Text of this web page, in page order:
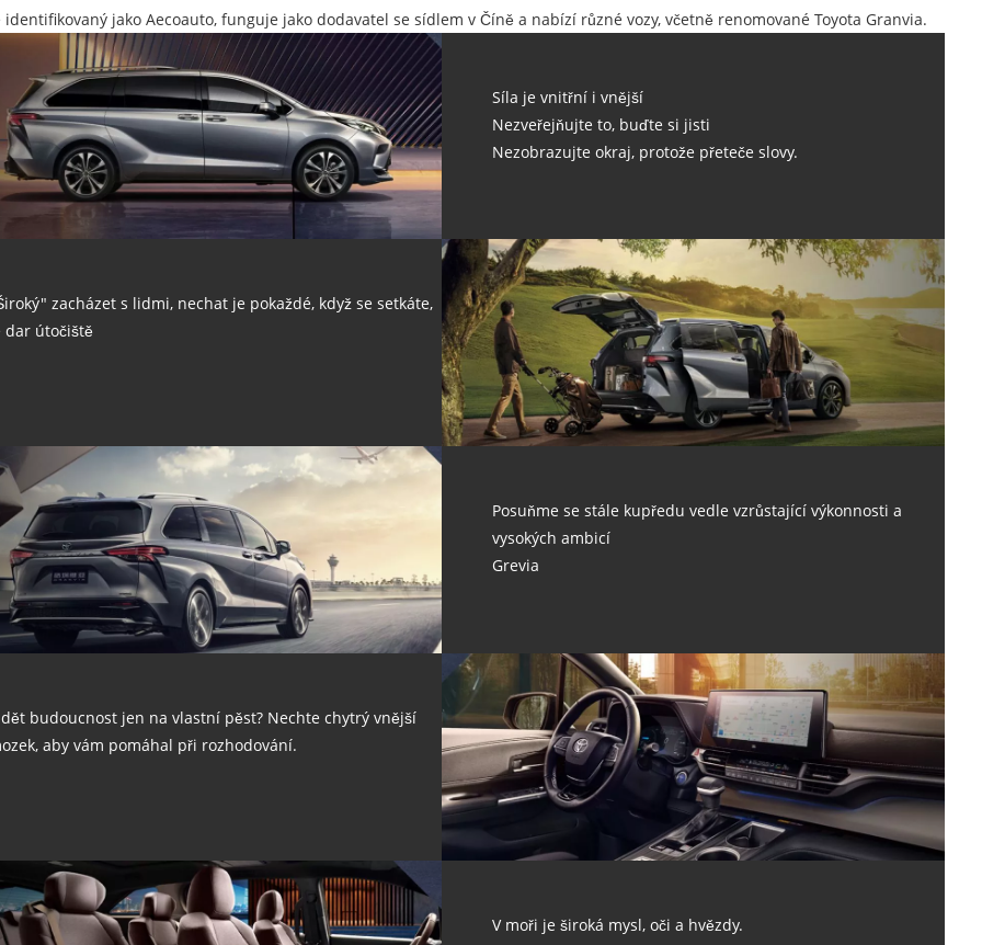
identifikovaný jako Aecoauto, funguje jako dodavatel se sídlem v Číně a nabízí různé vozy, včetně renomované Toyota Granvia.
Síla je vnitřní i vnější
Nezveřejňujte to, buďte si jisti
Nezobrazujte okraj, protože přeteče slovy.
zacházet s lidmi, nechat je pokaždé, když se setkáte,
dar útočiště
Posuňme se stále kupředu vedle vzrůstající výkonnosti a
vysokých ambicí
Grevia
budoucnost jen na vlastní pěst? Nechte chytrý vnější
aby vám pomáhal při rozhodování.
V moři je široká mysl, oči a hvězdy.